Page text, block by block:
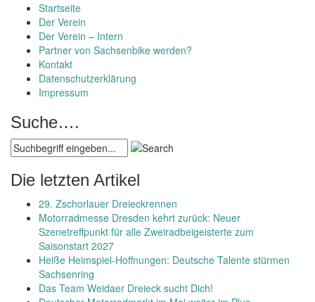
Startseite
Der Verein
Der Verein – Intern
Partner von Sachsenbike werden?
Kontakt
Datenschutzerklärung
Impressum
Suche….
Die letzten Artikel
29. Zschorlauer Dreieckrennen
Motorradmesse Dresden kehrt zurück: Neuer
Szenetreffpunkt für alle Zweiradbeigeisterte zum
Saisonstart 2027
Heiße Heimspiel-Hoffnungen: Deutsche Talente stürmen
Sachsenring
Das Team Weidaer Dreieck sucht Dich!